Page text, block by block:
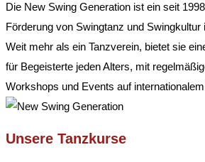
Die New Swing Generation ist ein seit
Förderung von Swingtanz und Swingkultur
Weit mehr als ein Tanzverein, bietet sie
für Begeisterte jeden Alters, mit
Workshops und Events auf
Unsere Tanzkurse